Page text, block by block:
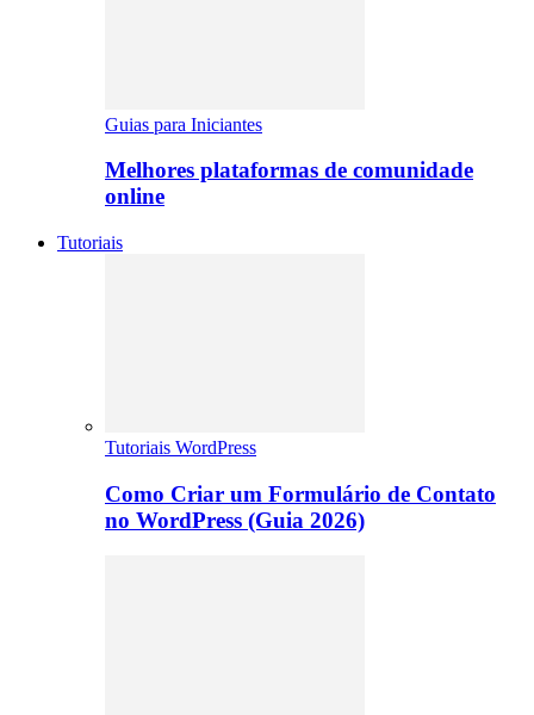
Guias para Iniciantes
Melhores plataformas de comunidade
online
Tutoriais
Tutoriais WordPress
Como Criar um Formulário de Contato
no WordPress (Guia 2026)